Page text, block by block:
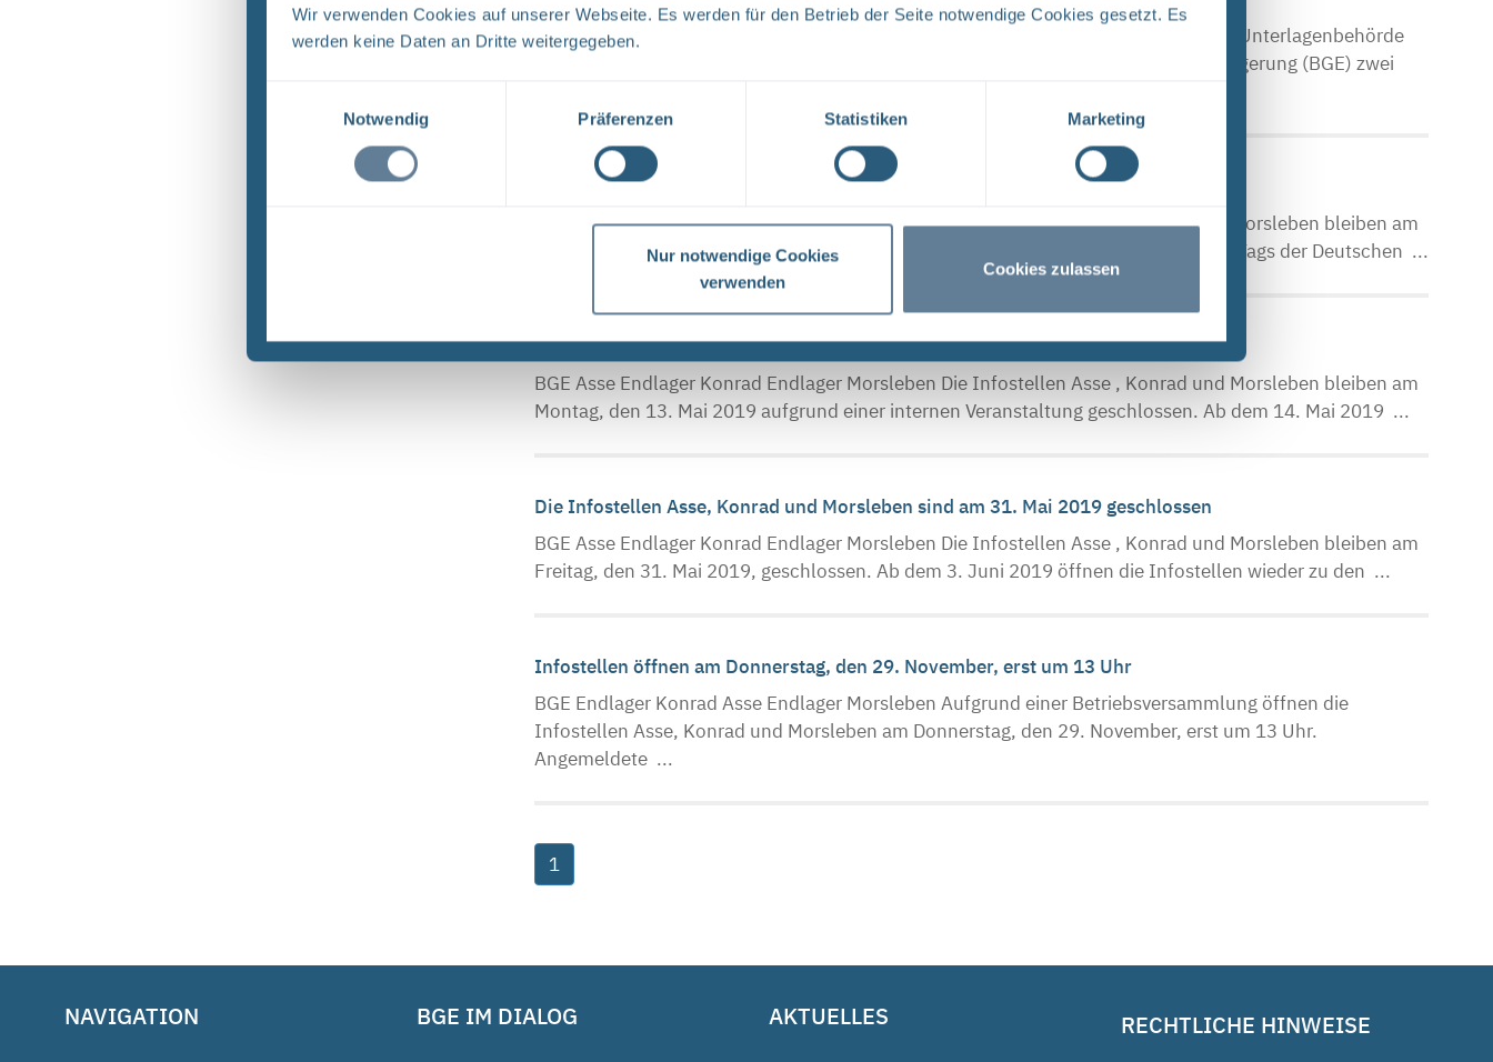
Wir verwenden Cookies auf unserer Webseite. Es werden für den Betrieb der Seite notwendige Cookies gesetzt. Es
werden keine Daten an Dritte weitergegeben.
Notwendig
Präferenzen Statistiken Marketing
Nur notwendige Cookies
verwenden
Cookies zulassen
BGE Endlager Konrad Endlager Morsleben Endlagersuche Asse Zwischen der Stasi-Unterlagenbehörde
und dem Bundesamt für Strahlenschutz (BfS) hat die Bundesgesellschaft für Endlagerung (BGE) zwei
Infostellen am 3. und 4. Oktober 2019 geschlossen
BGE Asse Endlager Konrad Endlager Morsleben Die Infostellen Asse , Konrad und Morsleben bleiben am
Donnerstag, den 3. Oktober 2019, und Freitag, den 4. Oktober 2019, aufgrund des Tags der Deutschen ...
Die Infostellen Asse, Konrad und Morsleben sind am 13. Mai 2019 geschlossen
BGE Asse Endlager Konrad Endlager Morsleben Die Infostellen Asse , Konrad und Morsleben bleiben am
Montag, den 13. Mai 2019 aufgrund einer internen Veranstaltung geschlossen. Ab dem 14. Mai 2019 ...
Die Infostellen Asse, Konrad und Morsleben sind am 31. Mai 2019 geschlossen
BGE Asse Endlager Konrad Endlager Morsleben Die Infostellen Asse , Konrad und Morsleben bleiben am
Freitag, den 31. Mai 2019, geschlossen. Ab dem 3. Juni 2019 öffnen die Infostellen wieder zu den ...
Infostellen öffnen am Donnerstag, den 29. November, erst um 13 Uhr
BGE Endlager Konrad Asse Endlager Morsleben Aufgrund einer Betriebsversammlung öffnen die
Infostellen Asse, Konrad und Morsleben am Donnerstag, den 29. November, erst um 13 Uhr.
Angemeldete ...
1
NAVIGATION BGE IM DIALOG AKTUELLES RECHTLICHE HINWEISE